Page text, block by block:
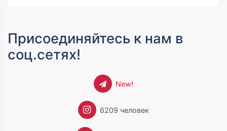
Присоединяйтесь к нам в
соц.сетях!
New!
6209 человек